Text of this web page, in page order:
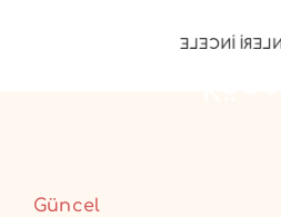
Yüksek teknolojili
ÜRÜNLERİ
Güncel